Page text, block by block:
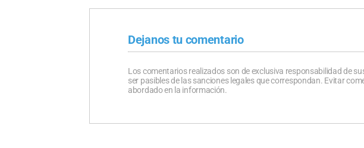
Dejanos tu comentario
Los comentarios realizados son de exclusiva responsabilidad de
ser pasibles de las sanciones legales que correspondan. Evitar
abordado en la información.